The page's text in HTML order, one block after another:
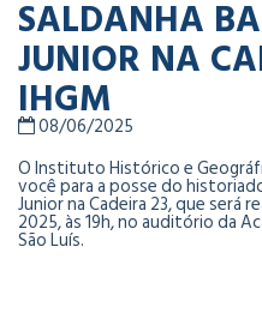
SALDANHA
JUNIOR NA
IHGM
08/06/2025
O Instituto Histórico e
você para a posse do
Junior na Cadeira 23, que será
2025, às 19h, no auditório da
São Luís.